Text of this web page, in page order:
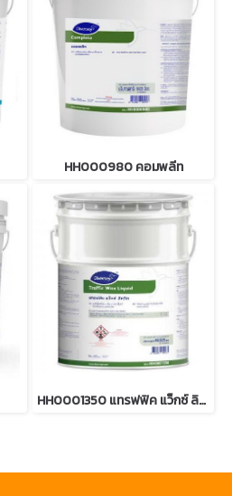
HH000980 คอมพลีท
HH0001350 แทรฟฟิค แว็กซ์ ลิควิด